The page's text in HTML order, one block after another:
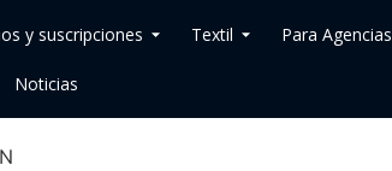
y suscripciones Textil Para Agencias
Noticias